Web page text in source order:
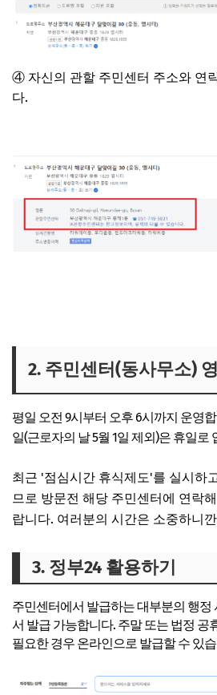
④ 자신의 관할 주민센터 주소와 연
다.
2. 주민센터(동사무소)
평일 오전 9시부터 오후 6시까지 운영
일(근로자의 날 5월 1일 제외)은 휴일로
최근 '점심시간 휴식제도'를 실시하
므로 방문전 해당 주민센터에 연락
랍니다. 여러분의 시간은 소중하니
3. 정부24 활용하기
주민센터에서 발급하는 대부분의 행정
서 발급 가능합니다. 주말 또는 법정 공
필요한 경우 온라인으로 발급할 수 있